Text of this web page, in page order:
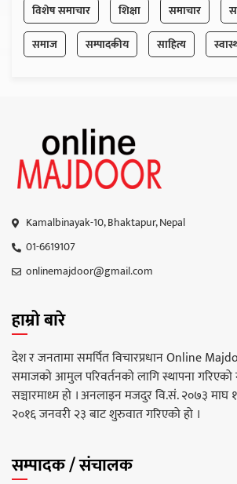
विशेष समाचार
शिक्षा समाचार
समाज
सम्पादकीय साहित्य
Kamalbinayak-10, Bhaktapur, Nepal
01-6619107
onlinemajdoor@gmail.com
हाम्रो बारे
देश र जनतामा समर्पित विचारप्रधान Online
समाजको आमुल परिवर्तनको लागि स्थापना
सञ्चारमाध्म हो । अनलाइन मजदुर वि.सं. २०७३
२०१६ जनवरी २३ बाट शुरुवात गरिएको हो ।
सम्पादक / संचालक